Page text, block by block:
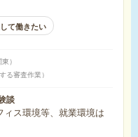
て働きたい
東
る審査作業
談
ス環境等、就業環境は